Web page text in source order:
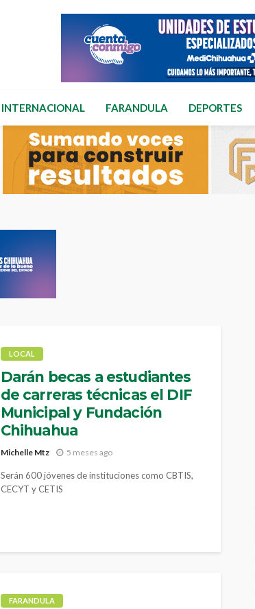
INTERNACIONAL FARANDULA DEPORTES
LOCAL
Darán becas a estudiantes
de carreras técnicas el DIF
Municipal y Fundación
Chihuahua
Michelle Mtz 5 meses ago
Serán 600 jóvenes de instituciones como CBTIS,
CECYT y CETIS
FARANDULA